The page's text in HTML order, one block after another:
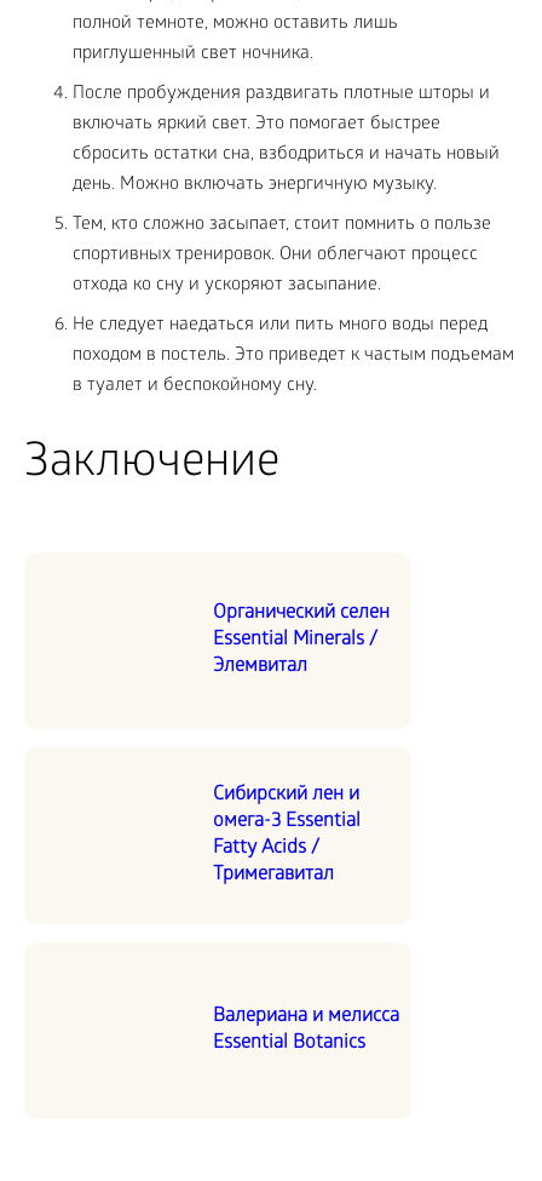
полной темноте, можно оставить лишь
приглушенный свет ночника.
После пробуждения раздвигать плотные шторы и
включать яркий свет. Это помогает быстрее
сбросить остатки сна, взбодриться и начать новый
день. Можно включать энергичную музыку.
Тем, кто сложно засыпает, стоит помнить о пользе
спортивных тренировок. Они облегчают процесс
отхода ко сну и ускоряют засыпание.
Не следует наедаться или пить много воды перед
походом в постель. Это приведет к частым подъемам
в туалет и беспокойному сну.
Заключение
Органический селен
Essential Minerals /
Элемвитал
Сибирский лен и
омега-3 Essential
Fatty Acids /
Тримегавитал
Валериана и мелисса
Essential Botanics